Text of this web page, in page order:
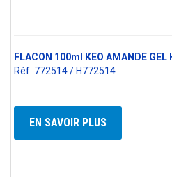
FLACON 100ml KEO AMANDE GEL
Réf. 772514 / H772514
EN SAVOIR PLUS